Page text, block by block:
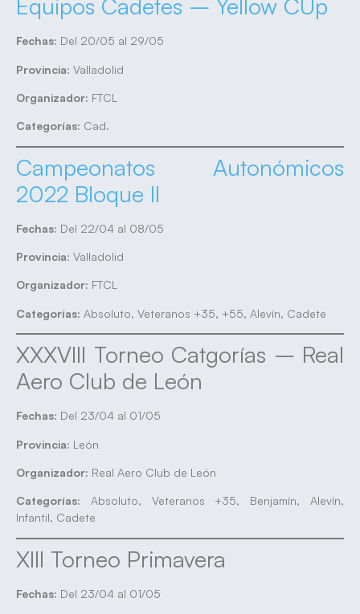
Equipos Cadetes – Yellow CUp
Fechas: Del 20/05 al 29/05
Provincia: Valladolid
Organizador: FTCL
Categorías: Cad.
Campeonatos Autonómicos
2022 Bloque II
Fechas: Del 22/04 al 08/05
Provincia: Valladolid
Organizador: FTCL
Categorías: Absoluto, Veteranos +35, +55, Alevín, Cadete
XXXVIII Torneo Catgorías – Real
Aero Club de León
Fechas: Del 23/04 al 01/05
Provincia: León
Organizador: Real Aero Club de León
Categorías: Absoluto, Veteranos +35, Benjamín, Alevín,
Infantil, Cadete
XIII Torneo Primavera
Fechas: Del 23/04 al 01/05